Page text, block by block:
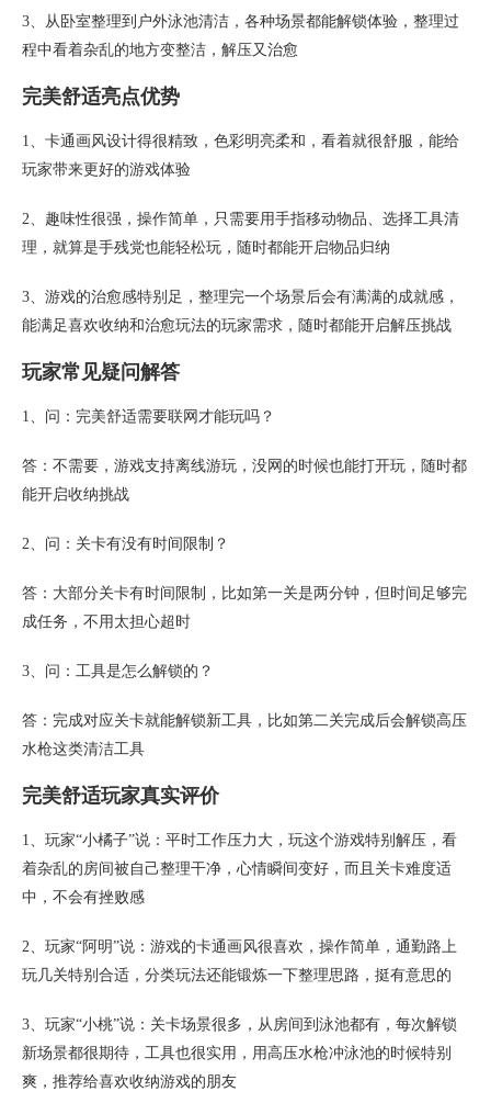
3、从卧室整理到户外泳池清洁，各种场景都能解锁体验，整理过
程中看着杂乱的地方变整洁，解压又治愈
完美舒适亮点优势
1、卡通画风设计得很精致，色彩明亮柔和，看着就很舒服，能给
玩家带来更好的游戏体验
2、趣味性很强，操作简单，只需要用手指移动物品、选择工具清
理，就算是手残党也能轻松玩，随时都能开启物品归纳
3、游戏的治愈感特别足，整理完一个场景后会有满满的成就感，
能满足喜欢收纳和治愈玩法的玩家需求，随时都能开启解压挑战
玩家常见疑问解答
1、问：完美舒适需要联网才能玩吗？
答：不需要，游戏支持离线游玩，没网的时候也能打开玩，随时都
能开启收纳挑战
2、问：关卡有没有时间限制？
答：大部分关卡有时间限制，比如第一关是两分钟，但时间足够完
成任务，不用太担心超时
3、问：工具是怎么解锁的？
答：完成对应关卡就能解锁新工具，比如第二关完成后会解锁高压
水枪这类清洁工具
完美舒适玩家真实评价
1、玩家“小橘子”说：平时工作压力大，玩这个游戏特别解压，看
着杂乱的房间被自己整理干净，心情瞬间变好，而且关卡难度适
中，不会有挫败感
2、玩家“阿明”说：游戏的卡通画风很喜欢，操作简单，通勤路上
玩几关特别合适，分类玩法还能锻炼一下整理思路，挺有意思的
3、玩家“小桃”说：关卡场景很多，从房间到泳池都有，每次解锁
新场景都很期待，工具也很实用，用高压水枪冲泳池的时候特别
爽，推荐给喜欢收纳游戏的朋友